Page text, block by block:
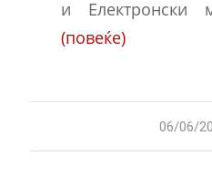
и Електронски
(повеќе)
06/06/
/